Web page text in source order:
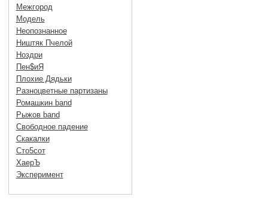
Межгород
Модель
Неопознанное
Ништяк Пчелой
Ноздри
Пен$иЯ
Плохие Дядьки
Разноцветные партизаны
Ромашкин band
Рыжов band
Свободное падение
Скакалки
Сто5сот
ХаерЪ
Эксперимент